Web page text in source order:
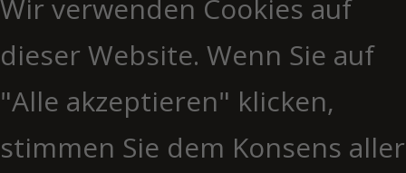
Wir verwenden Cookies auf
dieser Website. Wenn Sie auf
"Alle akzeptieren" klicken,
stimmen Sie dem Konsens aller